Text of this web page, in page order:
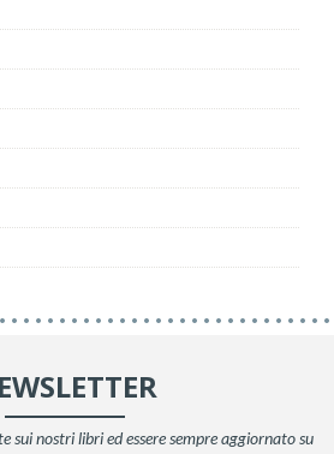
sui nostri libri ed essere sempre aggiornato su